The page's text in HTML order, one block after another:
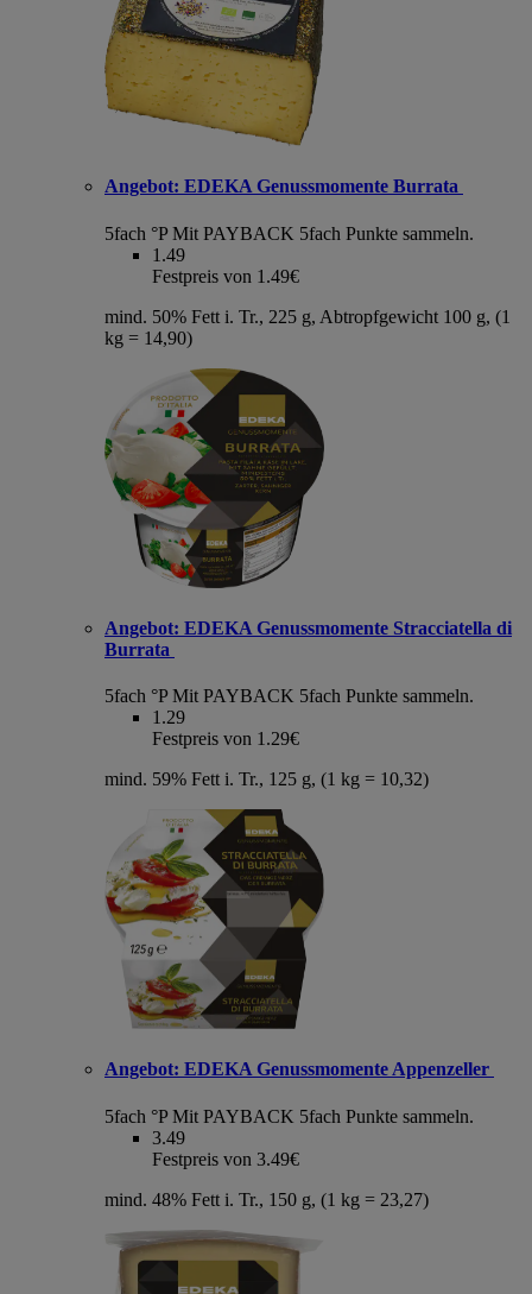
Angebot: EDEKA Genussmomente Burrata
5fach °P Mit PAYBACK 5fach Punkte sammeln.
1.49
Festpreis von 1.49€
mind. 50% Fett i. Tr., 225 g, Abtropfgewicht 100 g, (1
kg = 14,90)
Angebot: EDEKA Genussmomente Stracciatella di
Burrata
5fach °P Mit PAYBACK 5fach Punkte sammeln.
1.29
Festpreis von 1.29€
mind. 59% Fett i. Tr., 125 g, (1 kg = 10,32)
Angebot: EDEKA Genussmomente Appenzeller
5fach °P Mit PAYBACK 5fach Punkte sammeln.
3.49
Festpreis von 3.49€
mind. 48% Fett i. Tr., 150 g, (1 kg = 23,27)